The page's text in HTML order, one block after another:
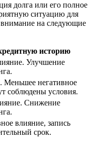
долга или его полное
ситуацию для
на следующие
историю
Улучшение
Меньшее негативное
соблюдены условия.
Снижение
влияние, запись
срок.